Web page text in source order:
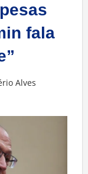
fala
Alves